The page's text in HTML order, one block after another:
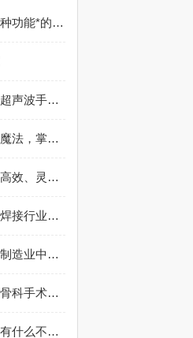
超声波手持焊接机一种功能*的焊接设备
轻松驾驭焊接工艺：超声波手持焊接机来袭
超音波手握机：科技魔法，掌中宝藏
超声波手持焊接机：高效、灵活的焊接解决方案
超声波手持焊接机：焊接行业的便携革命
超声波手持焊接机在制造业中的应用：案例与效果
超声波螺钉埋植机：骨科手术中的新宠，提升手术效果
不同款式的卷膜机都有什么不同之处